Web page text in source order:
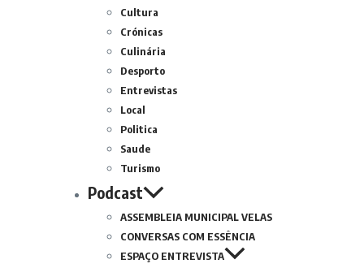
Cultura
Crónicas
Culinária
Desporto
Entrevistas
Local
Politica
Saude
Turismo
Podcast
ASSEMBLEIA MUNICIPAL VELAS
CONVERSAS COM ESSÊNCIA
ESPAÇO ENTREVISTA